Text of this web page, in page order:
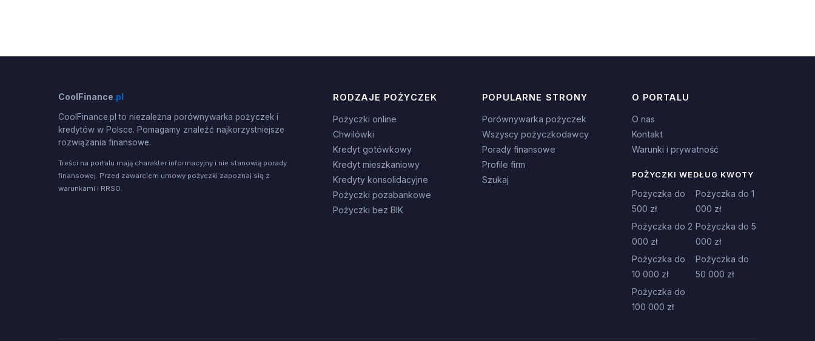
CoolFinance.pl
CoolFinance.pl to niezależna porównywarka pożyczek i
kredytów w Polsce. Pomagamy znaleźć najkorzystniejsze
rozwiązania finansowe.
Treści na portalu mają charakter informacyjny i nie stanowią porady
finansowej. Przed zawarciem umowy pożyczki zapoznaj się z
warunkami i RRSO.
RODZAJE POŻYCZEK
Pożyczki online
Chwilówki
Kredyt gotówkowy
Kredyt mieszkaniowy
Kredyty konsolidacyjne
Pożyczki pozabankowe
Pożyczki bez BIK
POPULARNE STRONY
Porównywarka pożyczek
Wszyscy pożyczkodawcy
Porady finansowe
Profile firm
Szukaj
O PORTALU
O nas
Kontakt
Warunki i prywatność
POŻYCZKI WEDŁUG KWOTY
Pożyczka do
500 zł
Pożyczka do 1
000 zł
Pożyczka do 2
000 zł
Pożyczka do 5
000 zł
Pożyczka do
10 000 zł
Pożyczka do
50 000 zł
Pożyczka do
100 000 zł